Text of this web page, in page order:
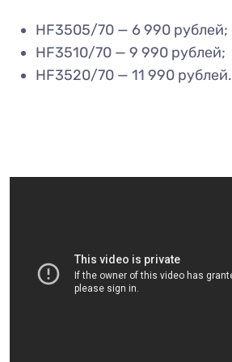
HF3505/70 — 6 990 рублей;
HF3510/70 — 9 990 рублей;
HF3520/70 — 11 990 рублей.